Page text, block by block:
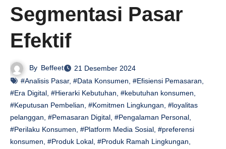
Segmentasi Pasar
Efektif
By Beffeet
21 Desember 2024
#Analisis Pasar, #Data Konsumen #Efisiensi Pemasaran
#Era Digital #Hierarki Kebutuhan #kebutuhan konsumen
#Keputusan Pembelian #Komitmen Lingkungan #loyalitas
pelanggan #Pemasaran Digital #Pengalaman Personal
#Perilaku Konsumen #Platform Media Sosial #preferensi
konsumen #Produk Lokal #Produk Ramah Lingkungan